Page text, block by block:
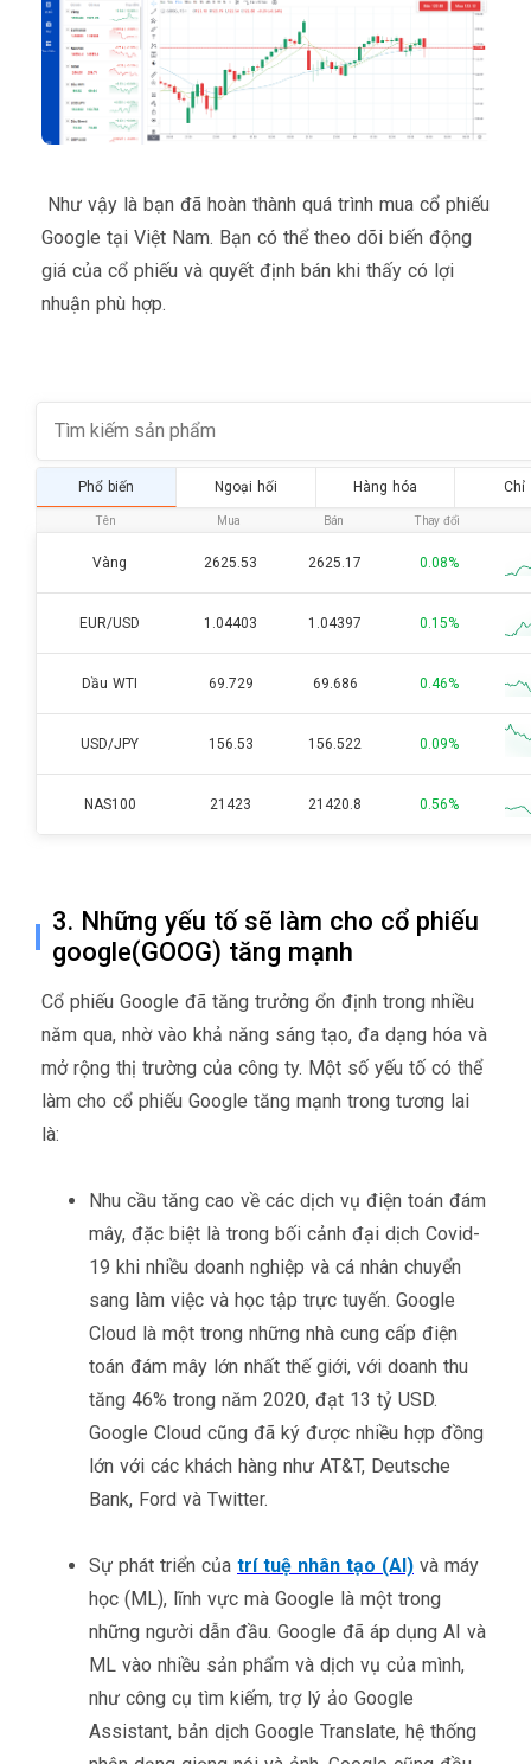
Như vậy là bạn đã hoàn thành quá trình mua cổ phiếu
Google tại Việt Nam. Bạn có thể theo dõi biến động
giá của cổ phiếu và quyết định bán khi thấy có lợi
nhuận phù hợp.
Phổ biến Ngoại hối Hàng hóa Chỉ
Tên Mua Bán Thay đổi
Vàng 2625.53 2625.17 0.08%
EUR/USD 1.04403 1.04397 0.15%
Dầu WTI 69.729 69.686 0.46%
USD/JPY 156.53 156.522 0.09%
NAS100 21423 21420.8 0.56%
3. Những yếu tố sẽ làm cho cổ phiếu
google(GOOG) tăng mạnh
Cổ phiếu Google đã tăng trưởng ổn định trong nhiều
năm qua, nhờ vào khả năng sáng tạo, đa dạng hóa và
mở rộng thị trường của công ty. Một số yếu tố có thể
làm cho cổ phiếu Google tăng mạnh trong tương lai
là:
Nhu cầu tăng cao về các dịch vụ điện toán đám
mây, đặc biệt là trong bối cảnh đại dịch Covid-
19 khi nhiều doanh nghiệp và cá nhân chuyển
sang làm việc và học tập trực tuyến. Google
Cloud là một trong những nhà cung cấp điện
toán đám mây lớn nhất thế giới, với doanh thu
tăng 46% trong năm 2020, đạt 13 tỷ USD.
Google Cloud cũng đã ký được nhiều hợp đồng
lớn với các khách hàng như AT&T, Deutsche
Bank, Ford và Twitter.
Sự phát triển của trí tuệ nhân tạo (AI) và máy
học (ML), lĩnh vực mà Google là một trong
những người dẫn đầu. Google đã áp dụng AI và
ML vào nhiều sản phẩm và dịch vụ của mình,
như công cụ tìm kiếm, trợ lý ảo Google
Assistant, bản dịch Google Translate, hệ thống